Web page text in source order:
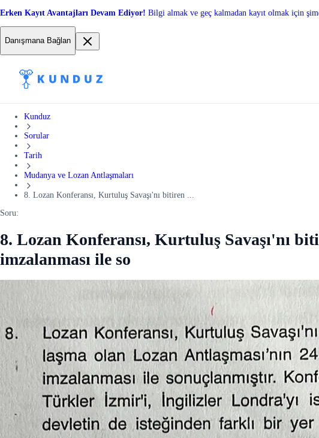
Erken Kayıt Avantajları Devam Ediyor! Bilgi almak ve geç kalmadan kayıt olmak için
Danışmana Bağlan
Kunduz
Sorular
Tarih
Mudanya ve Lozan Antlaşmaları
8. Lozan Konferansı, Kurtuluş Savaşı'nı bitiren ...
Soru:
8. Lozan Konferansı, Kurtuluş Savaşı'nı
imzalanması ile so